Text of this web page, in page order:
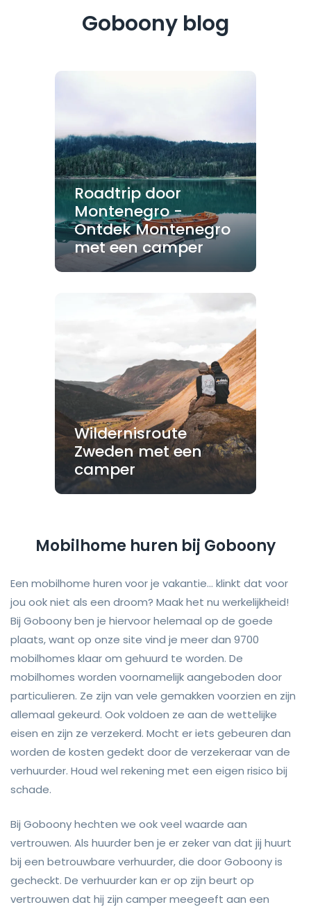
Goboony blog
Roadtrip door
Montenegro -
Ontdek Montenegro
met een camper
Wildernisroute
Zweden met een
camper
Mobilhome huren bij Goboony
Een mobilhome huren voor je vakantie... klinkt dat voor
jou ook niet als een droom? Maak het nu werkelijkheid!
Bij Goboony ben je hiervoor helemaal op de goede
plaats, want op onze site vind je meer dan 9700
mobilhomes klaar om gehuurd te worden. De
mobilhomes worden voornamelijk aangeboden door
particulieren. Ze zijn van vele gemakken voorzien en zijn
allemaal gekeurd. Ook voldoen ze aan de wettelijke
eisen en zijn ze verzekerd. Mocht er iets gebeuren dan
worden de kosten gedekt door de verzekeraar van de
verhuurder. Houd wel rekening met een eigen risico bij
schade.
Bij Goboony hechten we ook veel waarde aan
vertrouwen. Als huurder ben je er zeker van dat jij huurt
bij een betrouwbare verhuurder, die door Goboony is
gecheckt. De verhuurder kan er op zijn beurt op
vertrouwen dat hij zijn camper meegeeft aan een